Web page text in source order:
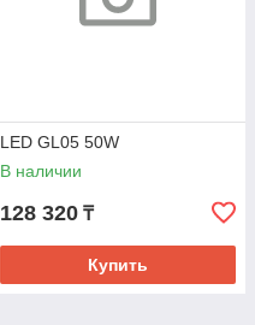
LED GL05 50W
В наличии
128 320 ₸
Купить